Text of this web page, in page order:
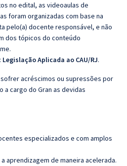
no edital, as videoaulas de
foram organizadas com base na
pelo(a) docente responsável, e não
dos tópicos do conteúdo
Legislação Aplicada ao CAU/RJ.
acréscimos ou supressões por
a cargo do Gran as devidas
especializados e com amplos
aprendizagem de maneira acelerada.